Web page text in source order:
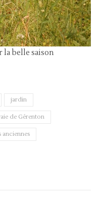
belle saison
jardin
de Gérenton
anciennes